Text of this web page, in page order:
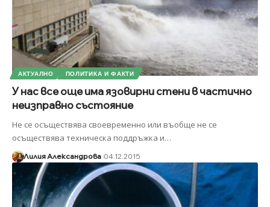
АКТУАЛНО ПОЛИТИКА И ФАКТИ
У нас все още има язовирни стени в частично
неизправно състояние
Не се осъществява своевременно или въобще не се
осъществява техническа поддръжка и…
Лилия Александрова 04.12.2015